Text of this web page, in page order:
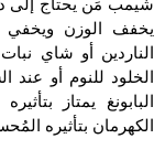
يخفف الوزن ويخفي
الناردين أو شاي
الخلود للنوم أو
البابونغ يمتاز
الكهرمان بتأثيره